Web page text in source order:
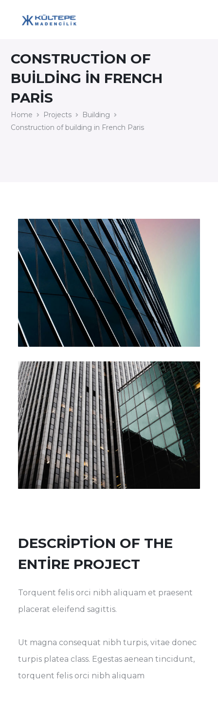
CONSTRUCTION OF
BUILDING IN FRENCH
PARIS
Home Projects
Building
Construction of building in French Paris
DESCRIPTION OF THE
ENTIRE PROJECT
Torquent felis orci nibh aliquam et praesent
placerat eleifend sagittis.
Ut magna consequat nibh turpis, vitae donec
turpis platea class. Egestas aenean tincidunt,
torquent felis orci nibh aliquam